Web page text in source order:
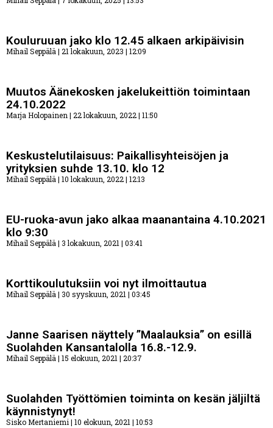
Kouluruuan jako klo 12.45 alkaen arkipäivisin
Mihail Seppälä 21 lokakuun, 2023 12:09
Muutos Äänekosken jakelukeittiön toimintaan
24.10.2022
Marja Holopainen 22 lokakuun, 2022 11:50
Keskustelutilaisuus: Paikallisyhteisöjen ja
yrityksien suhde 13.10. klo 12
Mihail Seppälä 10 lokakuun, 2022 12:13
EU-ruoka-avun jako alkaa maanantaina 4.10.2021
klo 9:30
Mihail Seppälä 3 lokakuun, 2021 03:41
Korttikoulutuksiin voi nyt ilmoittautua
Mihail Seppälä 30 syyskuun, 2021 03:45
Janne Saarisen näyttely ”Maalauksia” on esillä
Suolahden Kansantalolla 16.8.-12.9.
Mihail Seppälä 15 elokuun, 2021 20:37
Suolahden Työttömien toiminta on kesän jäljiltä
käynnistynyt!
Sisko Mertaniemi 10 elokuun, 2021 10:53